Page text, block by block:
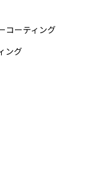
コーティング
ング